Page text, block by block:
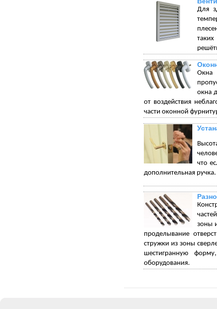
Для
Окна
окна
от воздействия
части оконной
что
дополнительная ручка.
зоны
проделывание
стружки из зоны
шестигранную
оборудования.